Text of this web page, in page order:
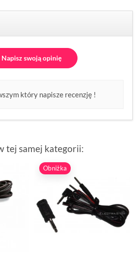
Napisz swoją opinię
który napisze recenzję !
tej samej kategorii:
Obniżka